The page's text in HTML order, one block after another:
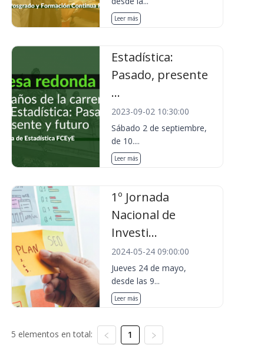
Leer más
Estadística:
Pasado, presente
...
2023-09-02 10:30:00
Sábado 2 de septiembre,
de 10....
Leer más
1º Jornada
Nacional de
Investi...
2024-05-24 09:00:00
Jueves 24 de mayo,
desde las 9...
Leer más
5 elementos en total: 1